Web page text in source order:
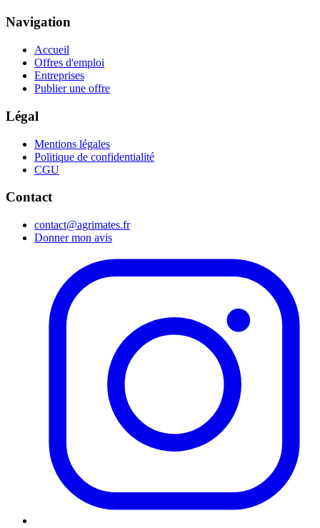
Navigation
Accueil
Offres d'emploi
Entreprises
Publier une offre
Légal
Mentions légales
Politique de confidentialité
CGU
Contact
contact@agrimates.fr
Donner mon avis